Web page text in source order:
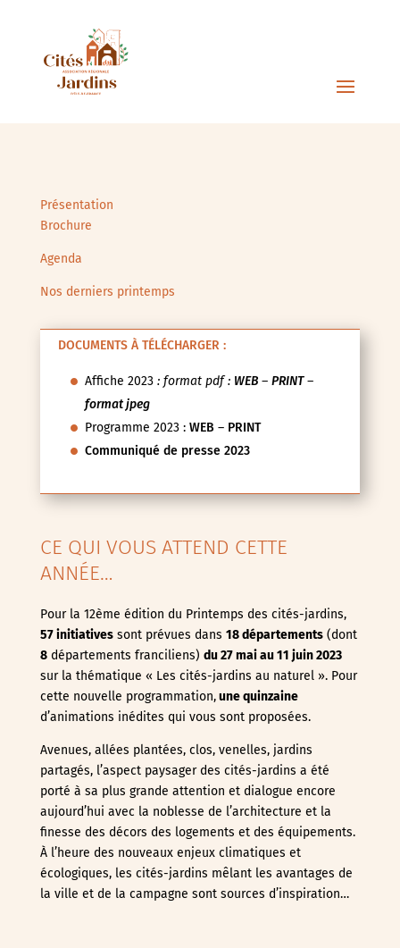
Présentation
Brochure
Agenda
Nos derniers printemps
DOCUMENTS À TÉLÉCHARGER :
Affiche 2023: format pdf : WEB– PRINT–
format jpeg
Programme 2023 : WEB – PRINT
Communiqué de presse 2023
CE QUI VOUS ATTEND CETTE
ANNÉE…
Pour la 12ème édition du Printemps des cités-jardins,
57 initiativessont prévues dans 18 départements(dont
8départements franciliens) du 27 mai au 11 juin2023
sur la thématique « Les cités-jardins au naturel ». Pour
cette nouvelle programmation,une quinzaine
d’animations inédites qui vous sont proposées.
Avenues, allées plantées, clos, venelles, jardins
partagés, l’aspect paysager des cités-jardins a été
porté à sa plus grande attention et dialogue encore
aujourd’hui avec la noblesse de l’architecture et la
finesse des décors des logements et des équipements.
À l’heure des nouveaux enjeux climatiques et
écologiques, les cités-jardins mêlant les avantages de
la ville et de la campagne sont sources d’inspiration…